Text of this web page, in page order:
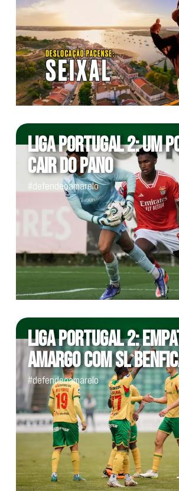
LIGA PORTUGAL 2: UM
CAIR DO PANO
#defendeoamarelo
LIGA PORTUGAL 2:
AMARGO COM SL
#defendeoamarelo